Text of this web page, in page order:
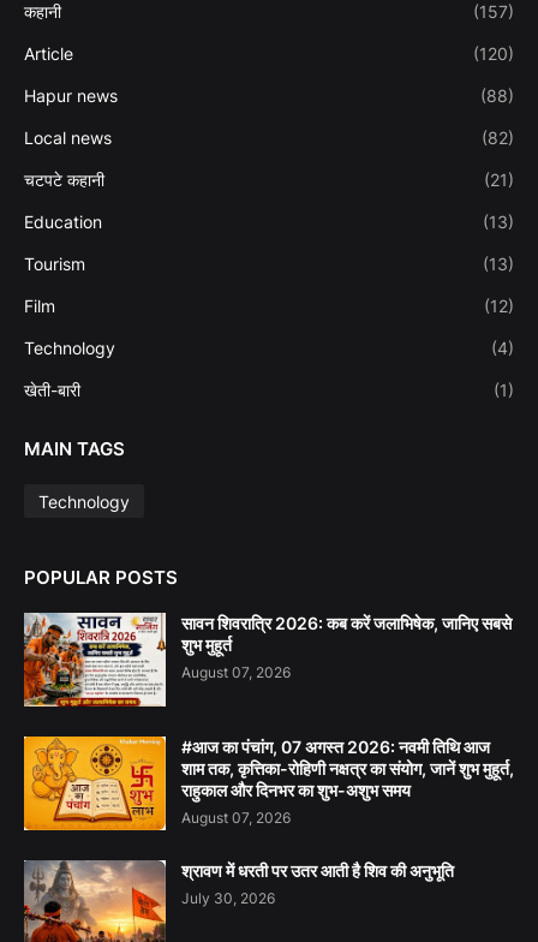
कहानी (157)
Article (120)
Hapur news (88)
Local news (82)
चटपटे कहानी (21)
Education (13)
Tourism (13)
Film (12)
Technology (4)
खेती-बारी (1)
MAIN TAGS
Technology
POPULAR POSTS
सावन शिवरात्रि 2026: कब करें जलाभिषेक, जानिए सबसे
शुभ मुहूर्त
August 07, 2026
#आज का पंचांग, 07 अगस्त 2026: नवमी तिथि आज
शाम तक, कृत्तिका-रोहिणी नक्षत्र का संयोग, जानें शुभ मुहूर्त,
राहुकाल और दिनभर का शुभ-अशुभ समय
August 07, 2026
श्रावण में धरती पर उतर आती है शिव की अनुभूति
July 30, 2026